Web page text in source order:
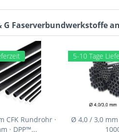
Faserverbundwerkstoffe
CFK Rundrohr ·
· DPP™...
5-10 Tage
Ø 4,0 / 3,0 mm